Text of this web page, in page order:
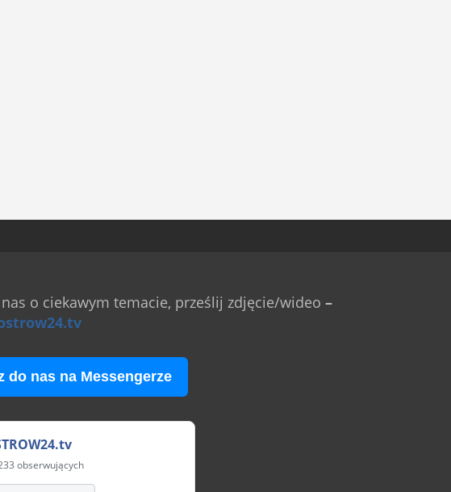
o ciekawym temacie, prześlij zdjęcie/wideo –
do nas na Messengerze
obserwujących